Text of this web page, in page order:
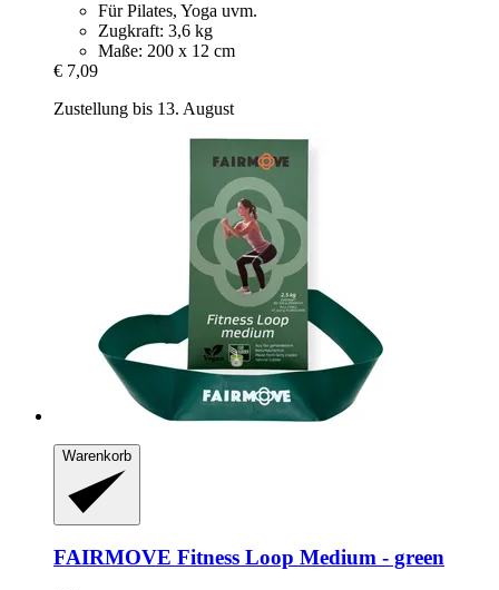
Für Pilates, Yoga uvm.
Zugkraft: 3,6 kg
Maße: 200 x 12 cm
€ 7,09
Zustellung bis 13. August
Warenkorb
FAIRMOVE Fitness Loop Medium -​ green